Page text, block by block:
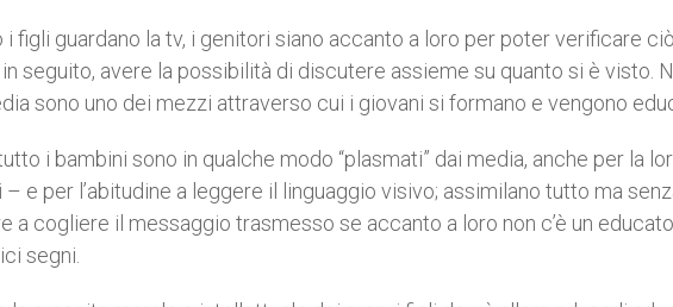
i figli guardano la tv, i genitori siano accanto a loro per poter verificare
seguito, avere la possibilità di discutere assieme su quanto si è visto.
sono uno dei mezzi attraverso cui i giovani si formano e vengono
i bambini sono in qualche modo “plasmati” dai media, anche per la
e per l’abitudine a leggere il linguaggio visivo; assimilano tutto ma
a cogliere il messaggio trasmesso se accanto a loro non c’è un
segni.